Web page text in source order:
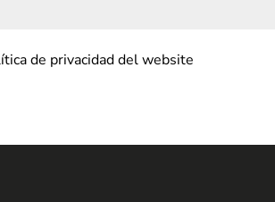
de privacidad del website